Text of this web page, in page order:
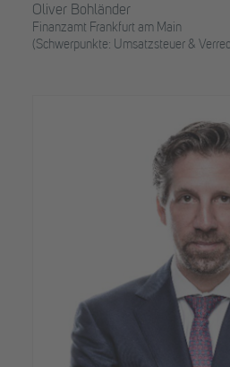
Oliver Bohländer
Finanzamt Frankfurt am Main
(Schwerpunkte: Umsatzsteuer &